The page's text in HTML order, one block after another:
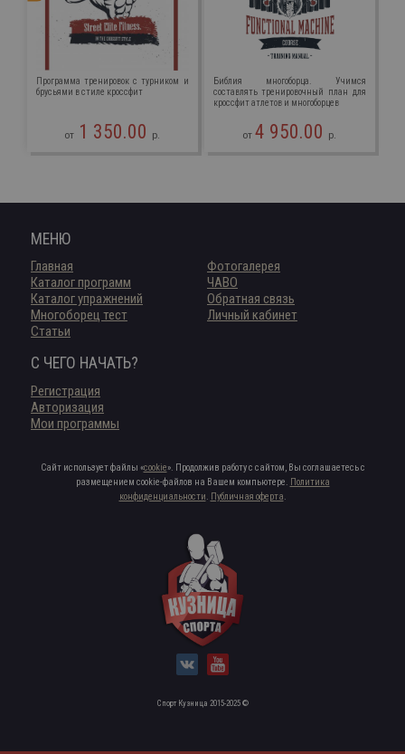
Программа тренировок с турником и
брусьями в стиле кроссфит
от 1 350.00 р.
Библия многоборца. Учимся
составлять тренировочный план для
кроссфит атлетов и многоборцев
от4 950.00 р.
МЕНЮ
Главная
Каталог программ
Каталог упражнений
Многоборец тест
Статьи
Фотогалерея
ЧАВО
Обратная связь
Личный кабинет
С ЧЕГО НАЧАТЬ?
Регистрация
Авторизация
Мои программы
Сайт использует файлы «cookie». Продолжив работу с сайтом, Вы соглашаетесь с
размещением cookie-файлов на Вашем компьютере. Политика
конфиденциальности. Публичная оферта.
Спорт Кузница 2015-2025 ©